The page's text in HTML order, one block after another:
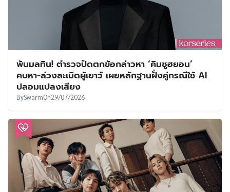
พ้นมลทิน! ตำรวจปัดตกข้อกล่าวหา ‘คิมซูฮยอน’
คบหา-ล่วงละเมิดผู้เยาว์ เผยหลักฐานฝั่งคู่กรณีใช้ AI
ปลอมแปลงเสียง
BySwarmOn29/07/2026